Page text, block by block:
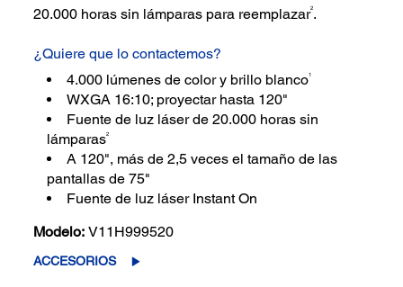
20.000 horas sin lámparas para reemplazar2.
¿Quiere que lo contactemos?
4.000 lúmenes de color y brillo blanco1
WXGA 16:10; proyectar hasta 120"
Fuente de luz láser de 20.000 horas sin
lámparas2
A 120", más de 2,5 veces el tamaño de las
pantallas de 75"
Fuente de luz láser Instant On
Modelo: V11H999520
ACCESORIOS